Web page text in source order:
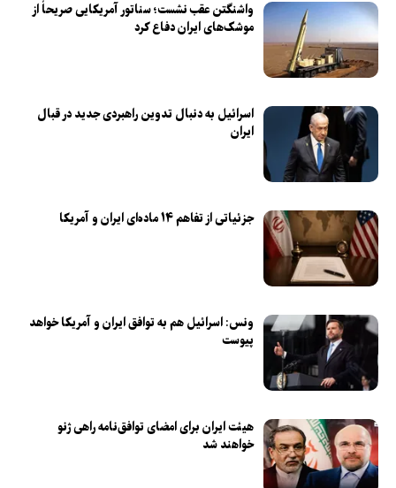
واشنگتن عقب نشست؛ سناتور آمریکایی صریحاً از
موشک‌های ایران دفاع کرد
اسرائیل به دنبال تدوین راهبردی جدید در قبال
ایران
جزئیاتی از تفاهم ۱۴ ماده‌ای ایران و آمریکا
ونس: اسرائیل هم به توافق ایران و آمریکا خواهد
پیوست
هیئت ایران برای امضای توافق‌نامه راهی ژنو
خواهند شد